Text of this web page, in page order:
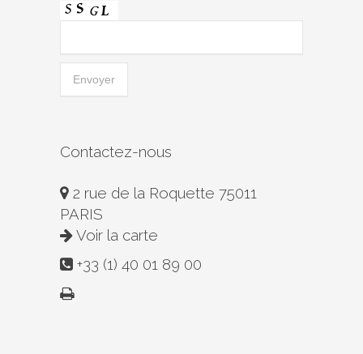
Contactez-nous
2 rue de la Roquette 75011
PARIS
Voir la carte
+33 (1) 40 01 89 00